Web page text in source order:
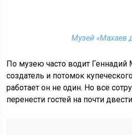
Музей «Махаев
По музею часто водит Геннадий
создатель и потомок
работает он не один. Но все
перенести гостей на почти